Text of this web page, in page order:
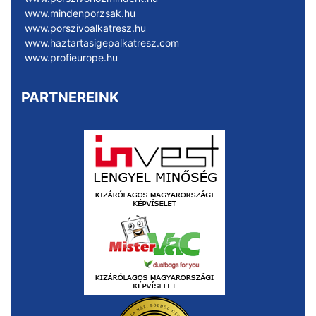
www.mindenporzsak.hu
www.porszivoalkatresz.hu
www.haztartasigepalkatresz.com
www.profieurope.hu
PARTNEREINK